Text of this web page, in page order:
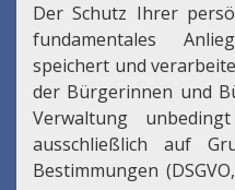
Der Schutz Ihrer
fundamentales
speichert und
der Bürgerinnen und
Verwaltung
ausschließlich auf
Bestimmungen